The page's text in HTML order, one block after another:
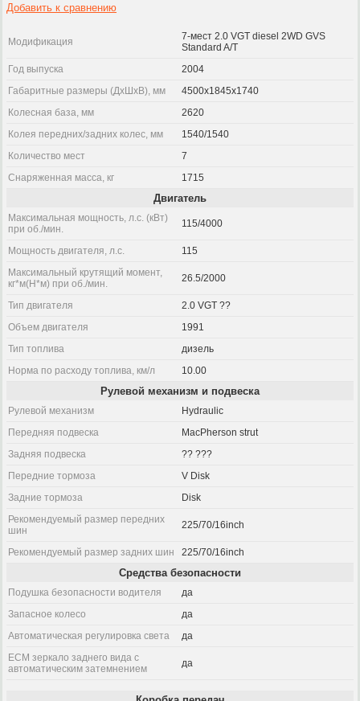
Добавить к сравнению
Модификация
7-мест 2.0 VGT diesel 2WD GVS
Standard A/T
Год выпуска
2004
Габаритные размеры (ДхШхВ), мм
4500x1845x1740
Колесная база, мм
2620
Колея передних/задних колес, мм
1540/1540
Количество мест
7
Снаряженная масса, кг
1715
Двигатель
Максимальная мощность, л.с. (кВт)
при об./мин.
115/4000
Мощность двигателя, л.с.
115
Максимальный крутящий момент,
кг*м(Н*м) при об./мин.
26.5/2000
Тип двигателя
2.0 VGT ??
Объем двигателя
1991
Тип топлива
дизель
Норма по расходу топлива, км/л
10.00
Рулевой механизм и подвеска
Рулевой механизм
Hydraulic
Передняя подвеска
MacPherson strut
Задняя подвеска
?? ???
Передние тормоза
V Disk
Задние тормоза
Disk
Рекомендуемый размер передних
шин
225/70/16inch
Рекомендуемый размер задних шин 225/70/16inch
Средства безопасности
Подушка безопасности водителя
да
Запасное колесо
да
Автоматическая регулировка света
да
ECM зеркало заднего вида с
автоматическим затемнением
да